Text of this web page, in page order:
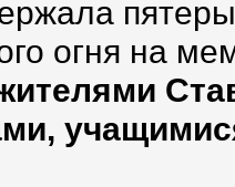
огня на